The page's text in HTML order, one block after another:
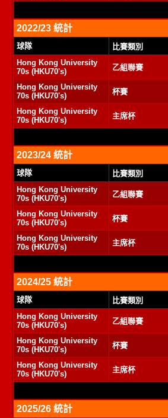
2022/23 統計
球隊 比賽類別
Hong Kong University
70s (HKU70's)
乙組聯賽
Hong Kong University
70s (HKU70's)
杯賽
Hong Kong University
70s (HKU70's)
主席杯
2023/24 統計
球隊 比賽類別
Hong Kong University
70s (HKU70's)
乙組聯賽
Hong Kong University
70s (HKU70's)
杯賽
Hong Kong University
70s (HKU70's)
主席杯
2024/25 統計
球隊 比賽類別
Hong Kong University
70s (HKU70's)
乙組聯賽
Hong Kong University
70s (HKU70's)
杯賽
Hong Kong University
70s (HKU70's)
主席杯
2025/26 統計